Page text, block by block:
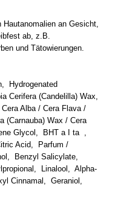
an Gesicht,
ab, z.B.
und Tätowierungen.
Hydrogenated
Cerifera (Candelilla) Wax,
Cera Alba / Cera Flava /
(Carnauba) Wax / Cera
Glycol, BHT a I ta
Acid,
Parfum /
Benzyl Salicylate,
Linalool,
Alpha-
Cinnamal,
Geraniol,